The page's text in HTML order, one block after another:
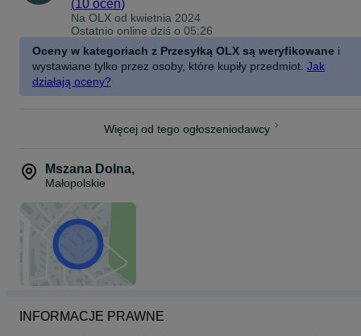
34-730 Mszana Dolna
453_628_064
Zadzwoń do nas - pomożemy w wyborze najlepszego rozwiązania
(10 ocen)
Na OLX od kwietnia 2024
Ostatnio online dziś o 05:26
Oceny w kategoriach z Przesyłką OLX są weryfikowane i
wystawiane tylko przez osoby, które kupiły przedmiot. Jak
działają oceny?
Więcej od tego ogłoszeniodawcy
Mszana Dolna,
Małopolskie
INFORMACJE PRAWNE